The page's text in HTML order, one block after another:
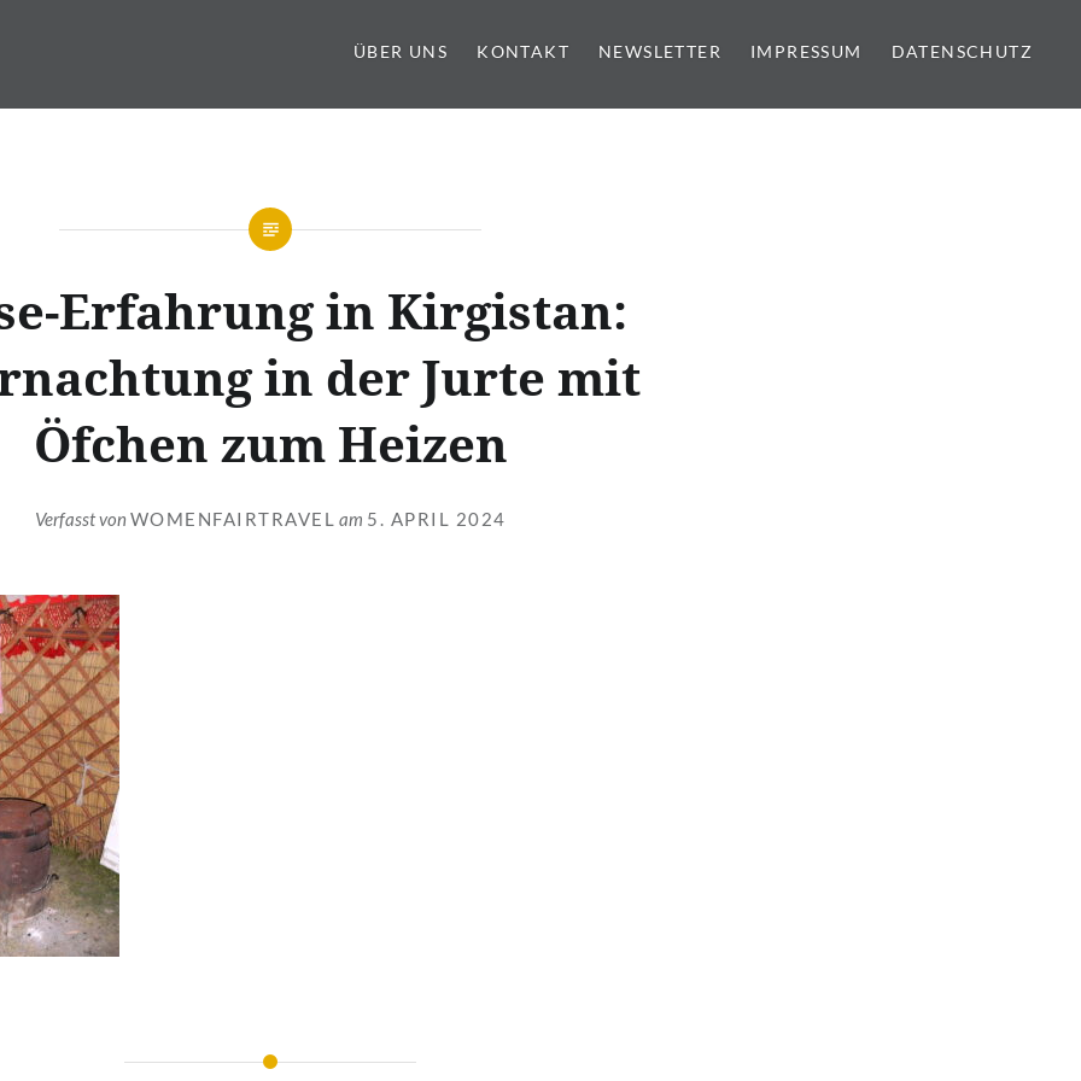
ÜBER UNS KONTAKT NEWSLETTER IMPRESSUM DATENSCHUTZ
Erfahrung in Kirgistan:
in der Jurte mit
Öfchen zum Heizen
Verfasst von WOMENFAIRTRAVEL am 5. APRIL 2024